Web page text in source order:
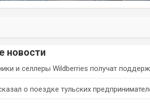
новости
и селлеры Wildberries получат
о поездке тульских